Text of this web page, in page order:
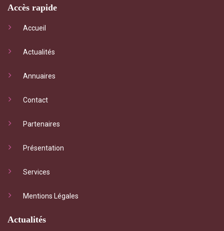
Accès rapide
Accueil
Actualités
Annuaires
Contact
Partenaires
Présentation
Services
Mentions Légales
Actualités